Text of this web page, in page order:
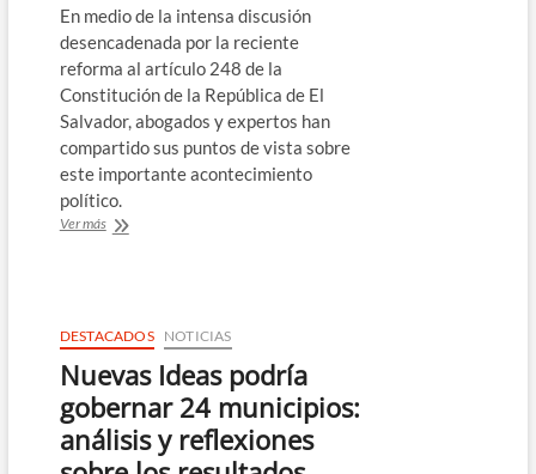
En medio de la intensa discusión
desencadenada por la reciente
reforma al artículo 248 de la
Constitución de la República de El
Salvador, abogados y expertos han
compartido sus puntos de vista sobre
este importante acontecimiento
político.
Ver másExpertos
Constitucional
en
El
DESTACADOS NOTICIAS
Nuevas Ideas podría
gobernar 24 municipios:
análisis y reflexiones